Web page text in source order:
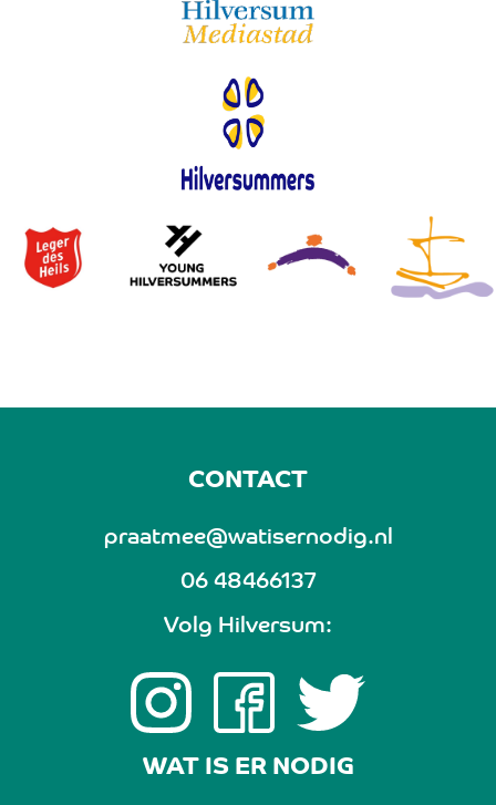
CONTACT
praatmee@watisernodig.nl
06 48466137
Volg Hilversum:
WAT IS ER NODIG